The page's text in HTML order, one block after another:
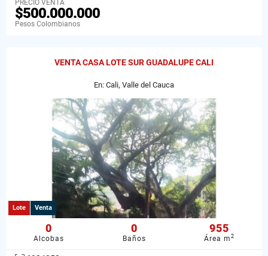
PRECIO VENTA
$500.000.000
Pesos Colombianos
VENTA CASA LOTE SUR GUADALUPE CALI
En: Cali, Valle del Cauca
Lote Venta
0
Alcobas
0
Baños
955
Área m2